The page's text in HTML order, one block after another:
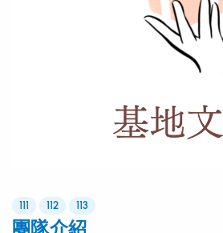
111 112 113
團隊介紹